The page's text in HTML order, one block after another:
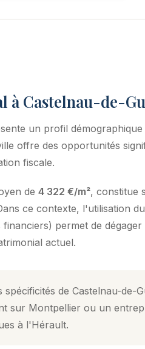
à Castelnau-de-
un profil
offre des opportunités
fiscale.
de 4 322 €/m², constitue
ce contexte, l'utilisation
permet de dégager
actuel.
spécificités de Castelnau-de-
sur Montpellier ou un
à l'Hérault.